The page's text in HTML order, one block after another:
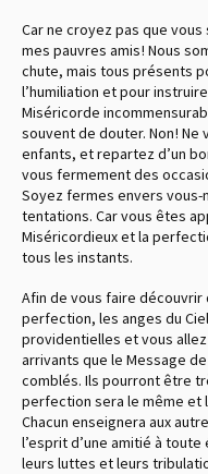
Car ne croyez pas que
mes pauvres amis ! Nous
chute, mais tous présents
l’humiliation et pour
Miséricorde
souvent de douter. Non !
enfants, et repartez d’un
vous fermement des
Soyez fermes envers
tentations. Car vous êtes
Miséricordieux et la
tous les instants.
Afin de vous faire
perfection, les anges du
providentielles et vous
arrivants que le Message
comblés. Ils pourront être
perfection sera le même et
Chacun enseignera aux
l’esprit d’une amitié à
leurs luttes et leurs